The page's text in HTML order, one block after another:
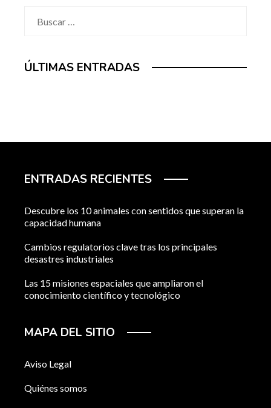
ÚLTIMAS ENTRADAS
ENTRADAS RECIENTES
Descubre los 10 animales con sentidos que superan la
capacidad humana
Cambios regulatorios clave tras los principales
desastres industriales
Las 15 misiones espaciales que ampliaron el
conocimiento científico y tecnológico
MAPA DEL SITIO
Aviso Legal
Quiénes somos